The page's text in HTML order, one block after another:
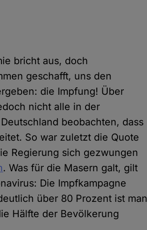
bricht aus, doch
geschafft, uns den
die Impfung! Über
nicht alle in der
beobachten, dass
So war zuletzt die Quote
Regierung sich gezwungen
. Was für die Masern galt, gilt
Die Impfkampagne
über 80 Prozent ist man
Hälfte der Bevölkerung